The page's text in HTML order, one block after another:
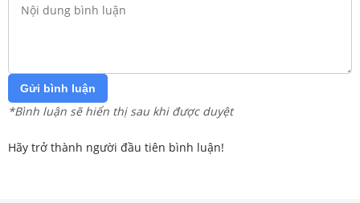
Gửi bình luận
*Bình luận sẽ hiển thị sau khi được duyệt
Hãy trở thành người đầu tiên bình luận!